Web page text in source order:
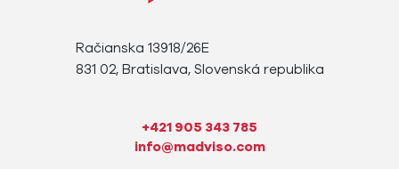
Račianska 13918/26E
831 02, Bratislava, Slovenská republika
+421 905 343 785
info@madviso.com